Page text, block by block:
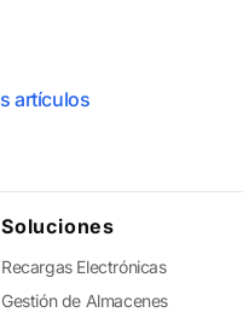
artículos
Soluciones
Recargas Electrónicas
Gestión de Almacenes